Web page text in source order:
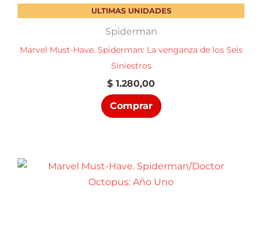
ULTIMAS UNIDADES
Spiderman
Marvel Must-Have. Spiderman: La venganza de los Seis
Siniestros
$ 1.280,00
Comprar